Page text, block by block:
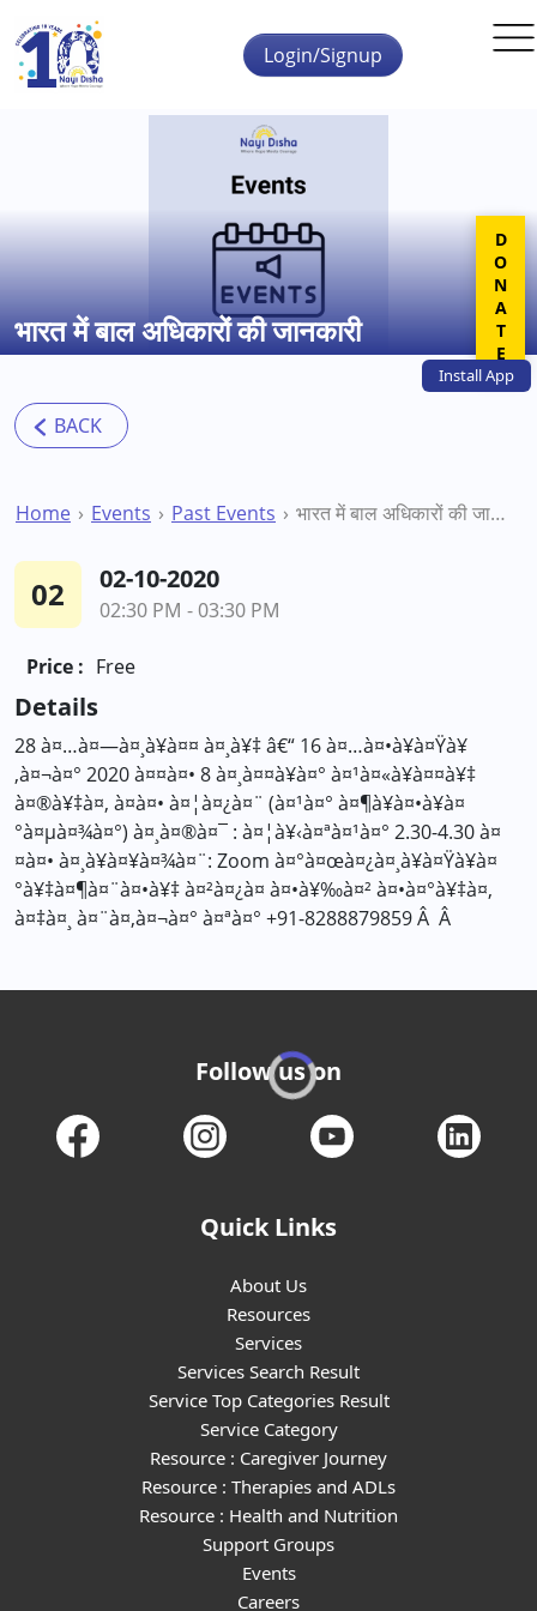
Skip to main content
InstallApp
Login/Signup
भारत में बाल अधिकारों की जानकारी
Home Events Past Events भारत में बाल अधिकारों की जानकारी
02 02-10-2020
02:30 PM - 03:30 PM
Price : Free
Details
28 à¤…à¤—à¤¸à¥à¤¤ à¤¸à¥‡ â€“ 16 à¤…à¤•à¥à¤Ÿà¥
‚à¤¬à¤° 2020 à¤¤à¤• 8 à¤¸à¤¤à¥à¤° à¤¹à¤«à¥à¤¤à¥‡
à¤®à¥‡à¤‚ à¤à¤• à¤¦à¤¿à¤¨ (à¤¹à¤° à¤¶à¥à¤•à¥à¤
°à¤µà¤¾à¤°) à¤¸à¤®à¤¯ : à¤¦à¥‹à¤ªà¤¹à¤° 2.30-4.30 à¤
¤à¤• à¤¸à¥à¤¥à¤¾à¤¨: Zoom à¤°à¤œà¤¿à¤¸à¥à¤Ÿà¥à¤
°à¥‡à¤¶à¤¨à¤•à¥‡ à¤²à¤¿à¤ à¤•à¥‰à¤² à¤•à¤°à¥‡à¤‚
à¤‡à¤¸ à¤¨à¤‚à¤¬à¤° à¤ªà¤° +91-8288879859 Â Â
Follow us on
Quick Links
About Us
Resources
Services
Services Search Result
Service Top Categories Result
Service Category
Resource : Caregiver Journey
Resource : Therapies and ADLs
Resource : Health and Nutrition
Support Groups
Events
Careers
DONATE